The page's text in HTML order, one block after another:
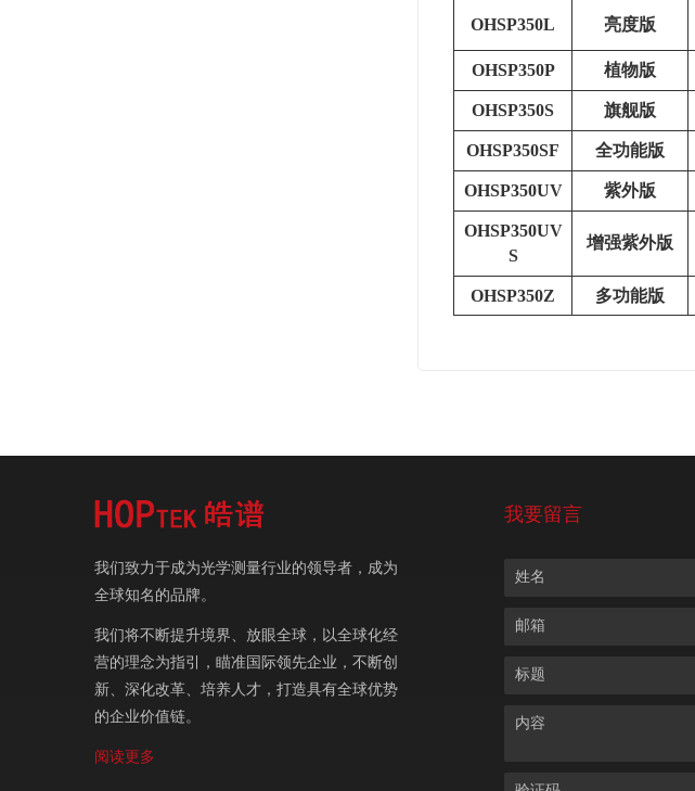
OHSP350L 亮度版
OHSP350P 植物版
OHSP350S 旗舰版
OHSP350SF 全功能版
OHSP350UV 紫外版
OHSP350UV
S
增强紫外版
OHSP350Z 多功能版
我们致力于成为光学测量行业的领导者，成为
全球知名的品牌。
我们将不断提升境界、放眼全球，以全球化经
营的理念为指引，瞄准国际领先企业，不断创
新、深化改革、培养人才，打造具有全球优势
的企业价值链。
阅读更多
我要留言
姓名
邮箱
标题
内容